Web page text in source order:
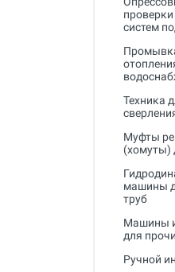
Муфты
труб
для
Машины и
прочистки
Ручной
сварки
медных,
систем
Техника
Муфты
(хомуты)
машины
труб
Машины
для
Ручной